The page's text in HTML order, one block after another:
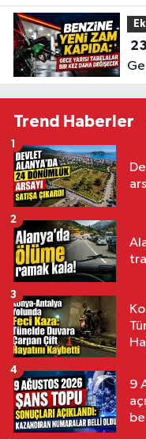
Trend Haberler
1
2
3
9
4